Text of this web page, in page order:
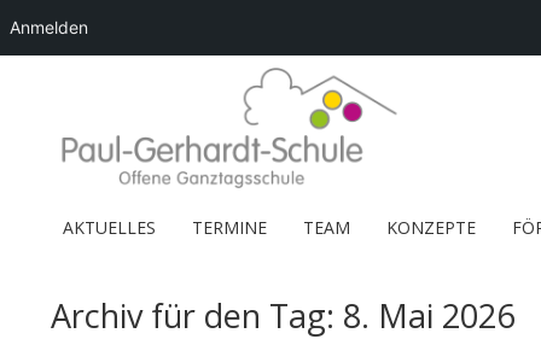
AKTUELLES TERMINE TEAM KONZEPTE
Archiv für den Tag: 8. Mai 2026
Anmelden